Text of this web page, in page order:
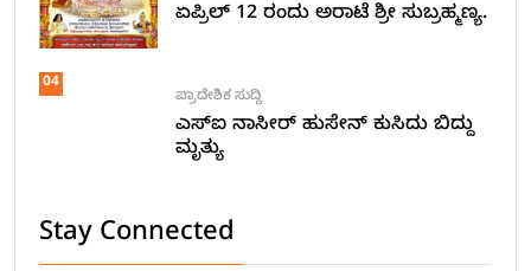
ಏಪ್ರಿಲ್ 12 ರಂದು ಅರಾಟೆ ಶ್ರೀ ಸುಬ್ರಹ್ಮಣ್ಯ.
04
ಪ್ರಾದೇಶಿಕ ಸುದ್ದಿ
ಎಸ್ಐ ನಾಸೀರ್ ಹುಸೇನ್ ಕುಸಿದು ಬಿದ್ದು
ಮೃತ್ಯು
Stay Connected